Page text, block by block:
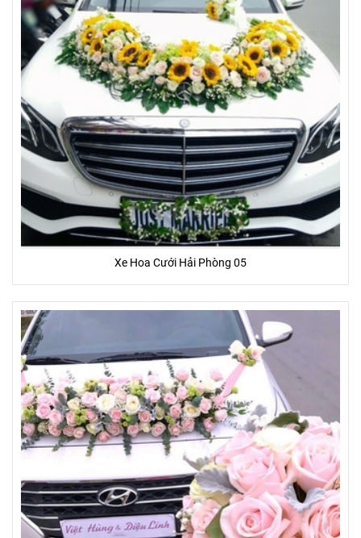
Xe Hoa Cưới Hải Phòng 05